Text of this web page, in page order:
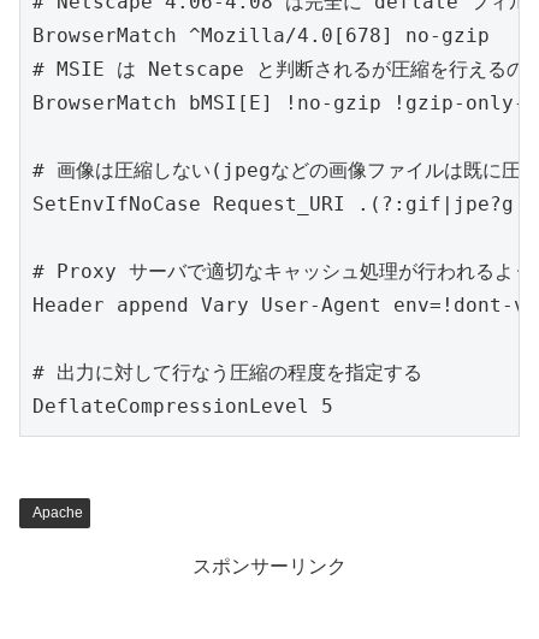
BrowserMatch ^Mozilla/4.0[678] no-gzip
# MSIE は Netscape と判断されるが圧縮を行えるの
BrowserMatch bMSI[E] !no-gzip !gzip-
# 画像は圧縮しない(jpegなどの画像ファイルは既に圧
SetEnvIfNoCase Request_URI
# Proxy サーバで適切なキャッシュ処理が行われるよ
Header append Vary User-Agent env=!dont-
# 出力に対して行なう圧縮の程度を指定する
Apache
スポンサーリンク